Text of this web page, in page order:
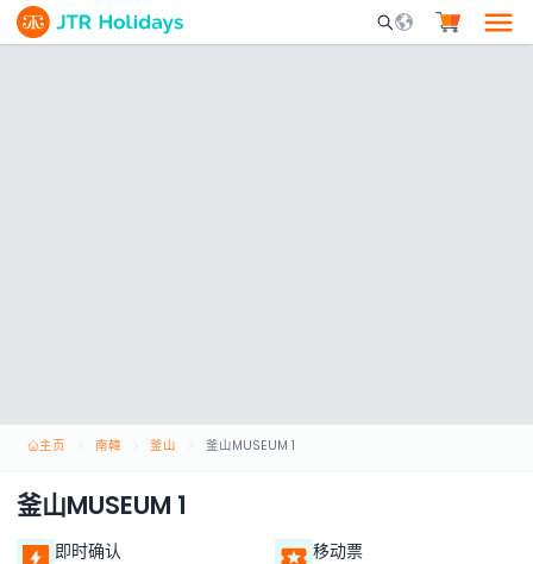
Mobile Search
主页 南韓 釜山 釜山MUSEUM 1
釜山MUSEUM 1
即时确认 移动票